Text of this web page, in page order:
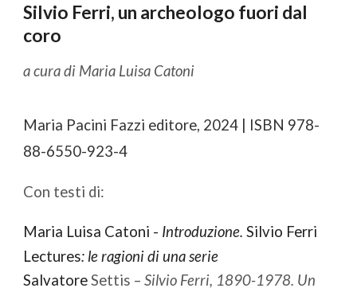
Silvio Ferri, un archeologo fuori dal
coro
a cura di Maria Luisa Catoni
Maria Pacini Fazzi editore, 2024 | ISBN 978-
88-6550-923-4
Con testi di:
Maria Luisa Catoni - Introduzione. Silvio Ferri
Lectures: le ragioni di una serie
SalvatoreSettis – Silvio Ferri, 1890-1978. Un